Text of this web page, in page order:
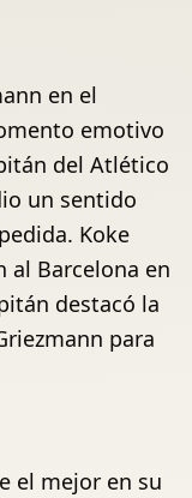
en el
emotivo
del Atlético
un sentido
Koke
al Barcelona en
destacó la
para
el mejor en su